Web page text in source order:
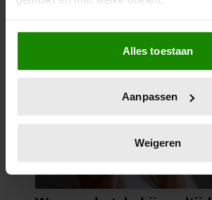
Als u het toestaat, willen we ook graag:
Informatie verzamelen over uw
locatie, die tot een paar meter
scannen op specifieke
verwerkt en stel uw voorkeuren in het
intrekken in de Cookieverklaring.
Alles toestaan
Aanpassen
Weigeren